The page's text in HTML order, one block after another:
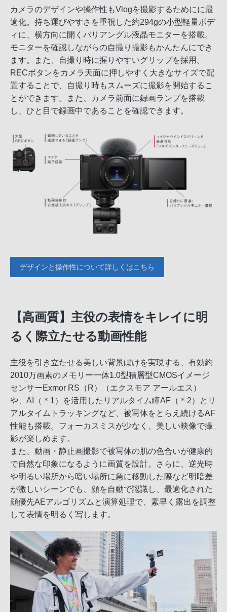
カメラのデザインや操作性もVlogを撮影するためにに最
適化。持ち運びやすさを重視した約294gの小型軽量ボデ
ィに、横方向に開くバリアングル液晶モニターを搭載。
モニターを確認しながらの自撮り撮影もかんたんにでき
ます。また、自撮り時に握りやすいグリップを採用。
RECボタンをカメラ天面に押しやすく大きなサイズで配
置することで、自撮り時もスムーズに撮影を開始するこ
とができます。また、カメラ前面に録画ランプを搭載
し、ひと目で録画中であることを確認できます。
デザインと操作性について詳しくはこちら
【高画質】主役の表情をキレイに明
るく際立たせる動画性能
主役を引き立たせる美しい背景ぼけを実現する、有効約
2010万画素のメモリー一体1.0型積層型CMOSイメージ
センサーExmor RS（R）（エクスモア アールエス）
や、AI（＊1）を活用したリアルタイム瞳AF（＊2）とリ
アルタイムトラッキングなど、被写体をとらえ続けるAF
性能も搭載。フォーカスミスが少なく、美しい映像で撮
影が楽しめます。
また、動画・静止画撮影で被写体の肌の色合いが健康的
で自然な印象になるように画質を設計。さらに、逆光時
や明るい場所から暗い場所に急に移動した際など明暗差
が激しいシーンでも、顔を自動で認識し、最適化された
顔優先AEアルゴリズムと演算処理で、素早く露出を調整
して表情を明るく写します。